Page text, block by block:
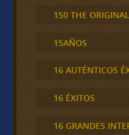
150 THE
15AÑOS
16 AUTÉNTICOS
16 ÉXITOS
16 GRANDES